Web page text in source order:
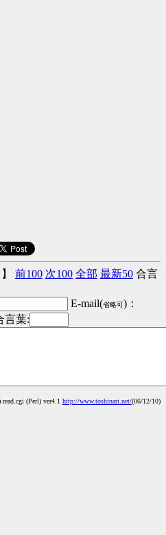
】 前100 次100 全部 最新50 合言
E-mail(省略可)：
言葉:
read.cgi (Perl) ver4.1 http://www.toshinari.net/(06/12/10)